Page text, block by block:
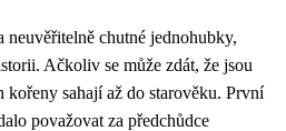
neuvěřitelně chutné jednohubky,
Ačkoliv se může zdát, že jsou
sahají až do starověku. První
považovat za předchůdce